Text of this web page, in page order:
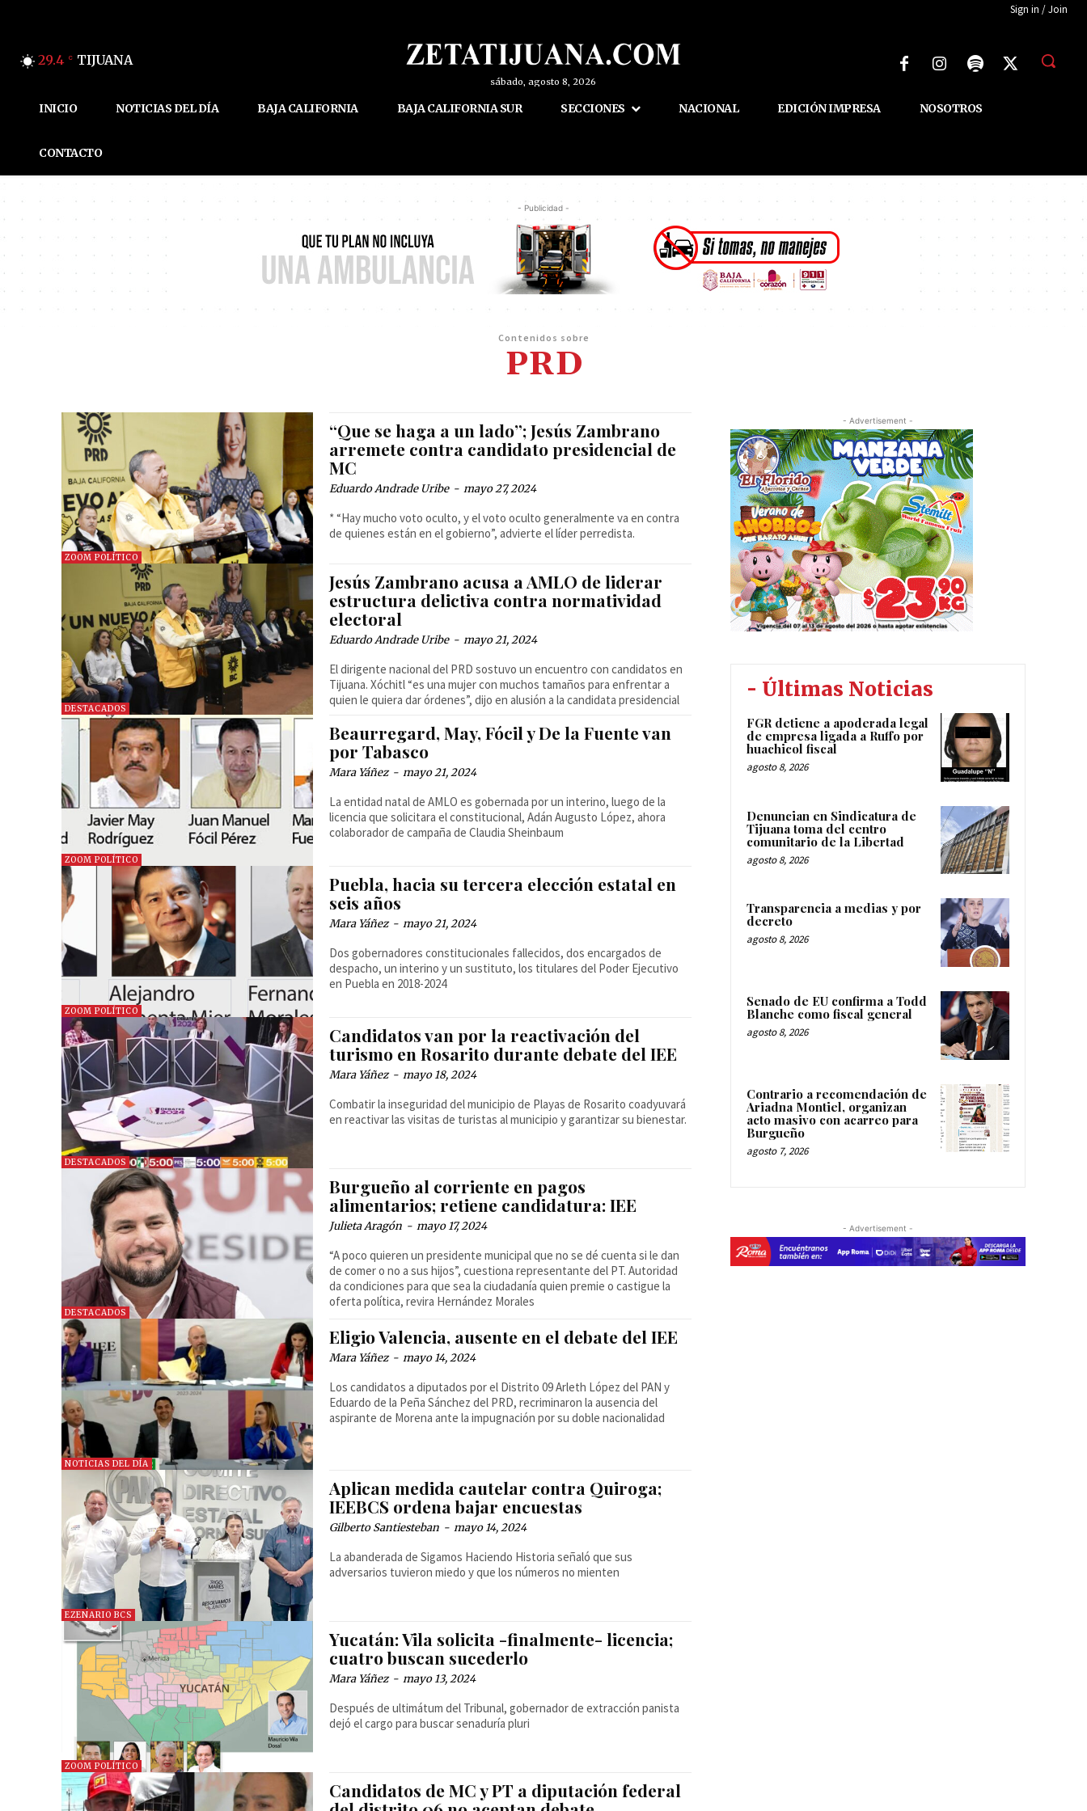
Sign in / Join
29.4 C TIJUANA
sábado, agosto 8, 2026
INICIO NOTICIAS DEL DÍA BAJA CALIFORNIA BAJA CALIFORNIA SUR SECCIONES NACIONAL EDICIÓN IMPRESA NOSOTROS
CONTACTO
- Publicidad -
Contenidos sobre
PRD
ZOOM POLÍTICO
“Que se haga a un lado”; Jesús Zambrano
arremete contra candidato presidencial de
MC
Eduardo Andrade Uribe - mayo 27, 2024
* “Hay mucho voto oculto, y el voto oculto generalmente va en contra
de quienes están en el gobierno”, advierte el líder perredista.
DESTACADOS
Jesús Zambrano acusa a AMLO de liderar
estructura delictiva contra normatividad
electoral
Eduardo Andrade Uribe - mayo 21, 2024
El dirigente nacional del PRD sostuvo un encuentro con candidatos en
Tijuana. Xóchitl “es una mujer con muchos tamaños para enfrentar a
quien le quiera dar órdenes”, dijo en alusión a la candidata presidencial
ZOOM POLÍTICO
Beaurregard, May, Fócil y De la Fuente van
por Tabasco
Mara Yáñez - mayo 21, 2024
La entidad natal de AMLO es gobernada por un interino, luego de la
licencia que solicitara el constitucional, Adán Augusto López, ahora
colaborador de campaña de Claudia Sheinbaum
ZOOM POLÍTICO
Puebla, hacia su tercera elección estatal en
seis años
Mara Yáñez - mayo 21, 2024
Dos gobernadores constitucionales fallecidos, dos encargados de
despacho, un interino y un sustituto, los titulares del Poder Ejecutivo
en Puebla en 2018-2024
DESTACADOS
Candidatos van por la reactivación del
turismo en Rosarito durante debate del IEE
Mara Yáñez - mayo 18, 2024
Combatir la inseguridad del municipio de Playas de Rosarito coadyuvará
en reactivar las visitas de turistas al municipio y garantizar su bienestar.
DESTACADOS
Burgueño al corriente en pagos
alimentarios; retiene candidatura: IEE
Julieta Aragón - mayo 17, 2024
“A poco quieren un presidente municipal que no se dé cuenta si le dan
de comer o no a sus hijos”, cuestiona representante del PT. Autoridad
da condiciones para que sea la ciudadanía quien premie o castigue la
oferta política, revira Hernández Morales
NOTICIAS DEL DÍA
Eligio Valencia, ausente en el debate del IEE
Mara Yáñez - mayo 14, 2024
Los candidatos a diputados por el Distrito 09 Arleth López del PAN y
Eduardo de la Peña Sánchez del PRD, recriminaron la ausencia del
aspirante de Morena ante la impugnación por su doble nacionalidad
EZENARIO BCS
Aplican medida cautelar contra Quiroga;
IEEBCS ordena bajar encuestas
Gilberto Santiesteban - mayo 14, 2024
La abanderada de Sigamos Haciendo Historia señaló que sus
adversarios tuvieron miedo y que los números no mienten
ZOOM POLÍTICO
Yucatán: Vila solicita -finalmente- licencia;
cuatro buscan sucederlo
Mara Yáñez - mayo 13, 2024
Después de ultimátum del Tribunal, gobernador de extracción panista
dejó el cargo para buscar senaduría pluri
Candidatos de MC y PT a diputación federal
- Advertisement -
- Últimas Noticias
FGR detiene a apoderada legal
de empresa ligada a Ruffo por
huachicol fiscal
agosto 8, 2026
Denuncian en Sindicatura de
Tijuana toma del centro
comunitario de la Libertad
agosto 8, 2026
Transparencia a medias y por
decreto
agosto 8, 2026
Senado de EU confirma a Todd
Blanche como fiscal general
agosto 8, 2026
Contrario a recomendación de
Ariadna Montiel, organizan
acto masivo con acarreo para
Burgueño
agosto 7, 2026
- Advertisement -